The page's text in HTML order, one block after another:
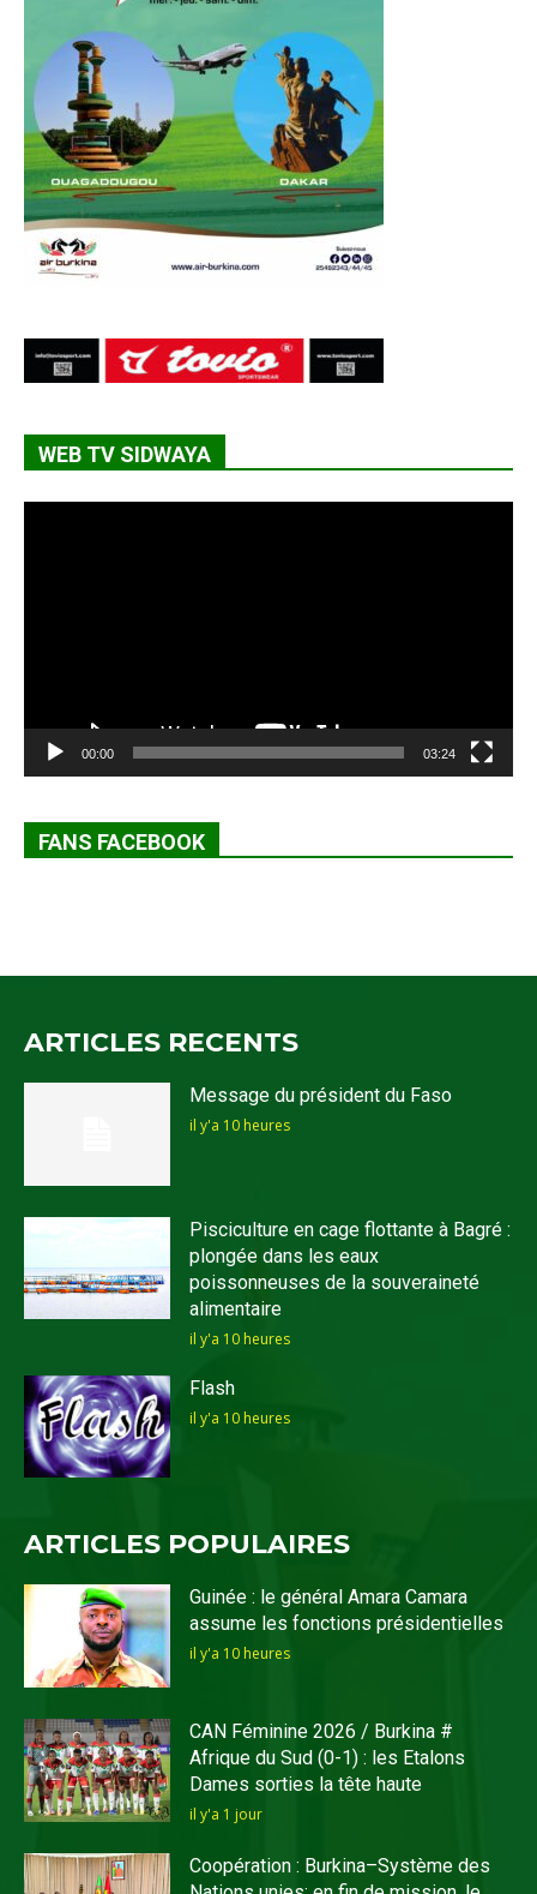
WEB TV SIDWAYA
00:00 03:24
FANS FACEBOOK
ARTICLES RECENTS
Message du président du Faso
il y'a 10 heures
Pisciculture en cage flottante à Bagré :
plongée dans les eaux
poissonneuses de la souveraineté
alimentaire
il y'a 10 heures
Flash
il y'a 10 heures
ARTICLES POPULAIRES
Guinée : le général Amara Camara
assume les fonctions présidentielles
il y'a 10 heures
CAN Féminine 2026 / Burkina #
Afrique du Sud (0-1) : les Etalons
Dames sorties la tête haute
il y'a 1 jour
Coopération : Burkina–Système des